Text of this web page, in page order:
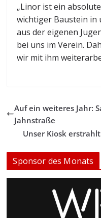
„Linor ist ein
wichtiger Baustein in
aus der eigenen
bei uns im Verein.
wir mit ihm
Auf ein weiteres Jahr:
Jahnstraße
Unser Kiosk
Sponsor des Monats